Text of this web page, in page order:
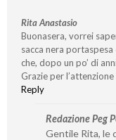
Rita Anastasio
Buonasera, vorrei
sacca nera portaspesa
che, dopo un po’ di
Grazie per l’attenzione
Reply
Redazione Peg
Gentile Rita, le